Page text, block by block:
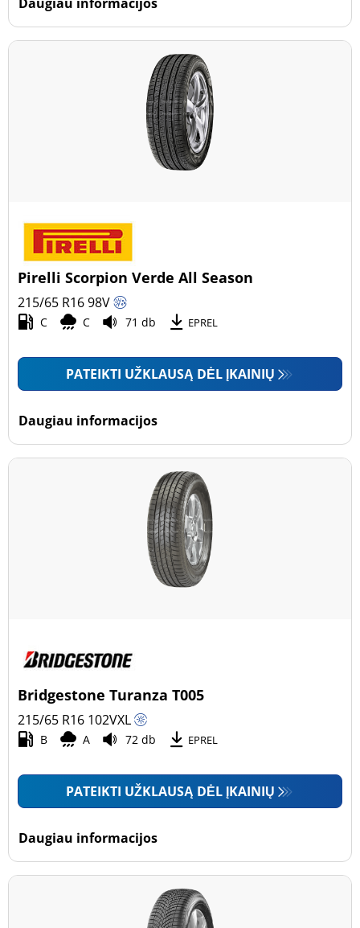
Pirelli Scorpion Verde All Season
215/65 R1698V
C C 71 db EPREL
PATEIKTI UŽKLAUSĄ DĖL ĮKAINIŲ
Daugiau informacijos
Bridgestone Turanza T005
215/65 R16 102VXL
B A 72 db EPREL
PATEIKTI UŽKLAUSĄ DĖL ĮKAINIŲ
Daugiau informacijos